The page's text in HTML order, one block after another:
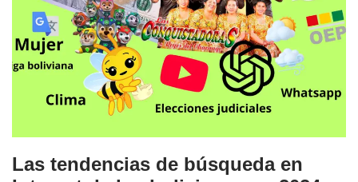
Las tendencias de búsqueda en